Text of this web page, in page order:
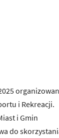
i Rekreacji.
i Gmin
do